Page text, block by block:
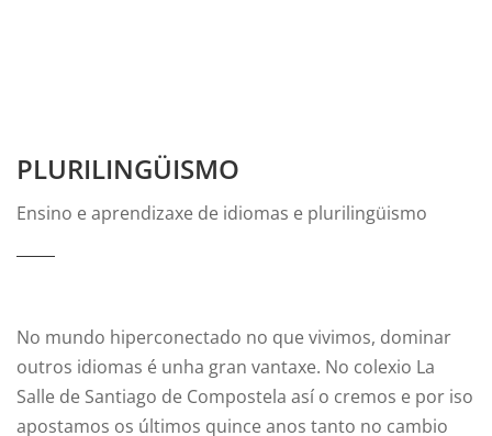
PLURILINGÜISMO
Ensino e aprendizaxe de idiomas e plurilingüismo
No mundo hiperconectado no que vivimos, dominar
outros idiomas é unha gran vantaxe. No colexio La
Salle de Santiago de Compostela así o cremos e por iso
apostamos os últimos quince anos tanto no cambio